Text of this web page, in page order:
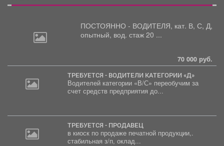
ПОСТОЯННО - ВОДИТЕЛЯ, кат. В, С, Д,
опытный, вод. стаж 20 ...
70 000 руб.
ТРЕБУЕТСЯ - ВОДИТЕЛИ КАТЕГОРИИ «Д»
Водителей категории «В/С» переобучим за
счет средств предприятия до...
ТРЕБУЕТСЯ - ПРОДАВЕЦ
в киоск по продаже печатной продукции,.
стабильная з/п, оклад...